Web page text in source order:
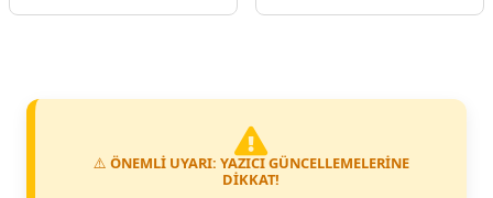
⚠️ ÖNEMLİ UYARI: YAZICI GÜNCELLEMELERİNE
DİKKAT!